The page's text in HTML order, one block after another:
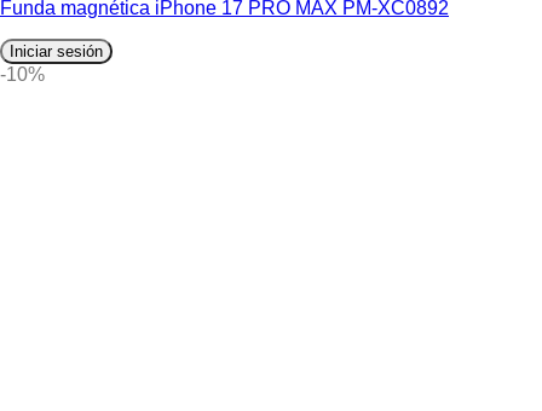
Funda magnética iPhone 17 PRO MAX PM-XC0892
Iniciar sesión
-10%